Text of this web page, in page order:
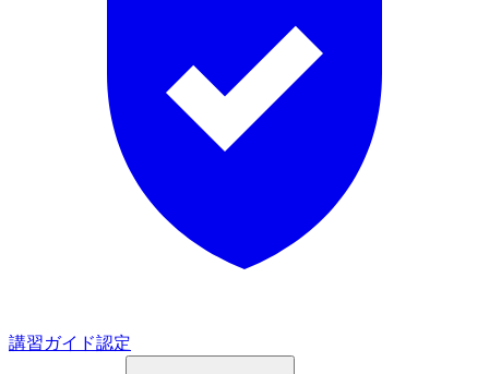
講習ガイド認定